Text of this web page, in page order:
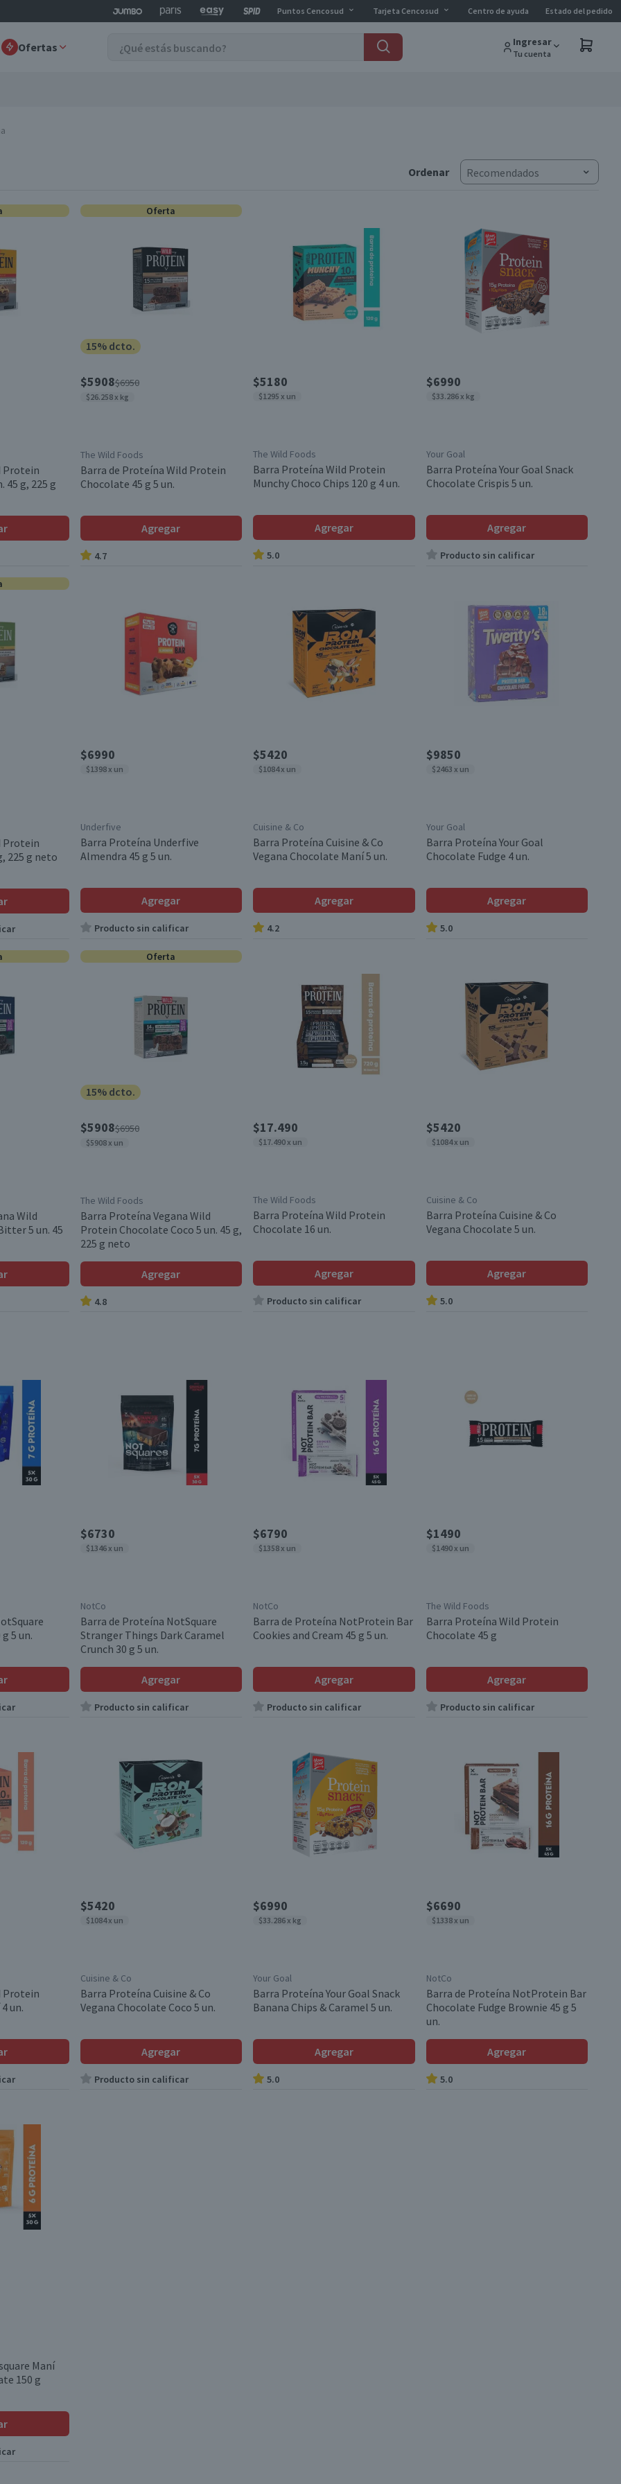
Puntos Cencosud Tarjeta Cencosud Centro de ayuda Estado del pedido
Ofertas Ingresar
Tu cuenta
Ordenar Recomendados
Protein
45 g, 225 g
Oferta
15% dcto.
$5908$6950
$26.258 x kg
The Wild Foods
Barra de Proteína Wild Protein
Chocolate 45 g 5 un.
Agregar
4.7
$5180
$1295 x un
The Wild Foods
Barra Proteína Wild Protein
Munchy Choco Chips 120 g 4 un.
Agregar
5.0
$6990
$33.286 x kg
Your Goal
Barra Proteína Your Goal Snack
Chocolate Crispis 5 un.
Agregar
Producto sin calificar
Protein
225 g neto
$6990
$1398 x un
Underfive
Barra Proteína Underfive
Almendra 45 g 5 un.
Agregar
Producto sin calificar
$5420
$1084 x un
Cuisine & Co
Barra Proteína Cuisine & Co
Vegana Chocolate Maní 5 un.
Agregar
4.2
$9850
$2463 x un
Your Goal
Barra Proteína Your Goal
Chocolate Fudge 4 un.
Agregar
5.0
Wild
5 un. 45
Oferta
15% dcto.
$5908$6950
$5908 x un
The Wild Foods
Barra Proteína Vegana Wild
Protein Chocolate Coco 5 un. 45 g,
225 g neto
Agregar
4.8
$17.490
$17.490 x un
The Wild Foods
Barra Proteína Wild Protein
Chocolate 16 un.
Agregar
Producto sin calificar
$5420
$1084 x un
Cuisine & Co
Barra Proteína Cuisine & Co
Vegana Chocolate 5 un.
Agregar
5.0
5 un.
$6730
$1346 x un
NotCo
Barra de Proteína NotSquare
Stranger Things Dark Caramel
Crunch 30 g 5 un.
Agregar
Producto sin calificar
$6790
$1358 x un
NotCo
Barra de Proteína NotProtein Bar
Cookies and Cream 45 g 5 un.
Agregar
Producto sin calificar
$1490
$1490 x un
The Wild Foods
Barra Proteína Wild Protein
Chocolate 45 g
Agregar
Producto sin calificar
Protein
un.
$5420
$1084 x un
Cuisine & Co
Barra Proteína Cuisine & Co
Vegana Chocolate Coco 5 un.
Agregar
Producto sin calificar
$6990
$33.286 x kg
Your Goal
Barra Proteína Your Goal Snack
Banana Chips & Caramel 5 un.
Agregar
5.0
$6690
$1338 x un
NotCo
Barra de Proteína NotProtein Bar
Chocolate Fudge Brownie 45 g 5
un.
Agregar
5.0
Maní
150 g